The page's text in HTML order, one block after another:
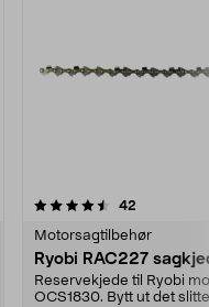
42
Motorsagtilbehør
Ryobi RAC227
Reservekjede til Ryobi
OCS1830. Bytt ut det
4.5 av 5 stjerner